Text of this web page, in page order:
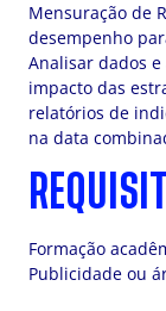
Mensuração de
desempenho
Analisar dados
impacto das
relatórios de
na data
Formação
Publicidade ou